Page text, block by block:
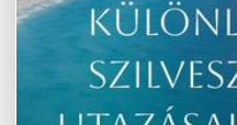
tengerparti célpontoktól
csodákig és színházakig
a lakosait és a turistákat
éppúgy hozzátartoznak